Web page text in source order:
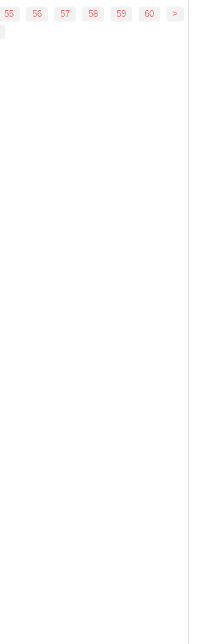
55 56 57 58 59 60 70
>